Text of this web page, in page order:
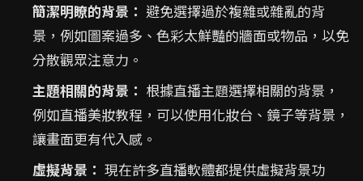
簡潔明瞭的背景： 避免選擇過於複雜或雜亂的背
景，例如圖案過多、色彩太鮮豔的牆面或物品，以免
分散觀眾注意力。
主題相關的背景： 根據直播主題選擇相關的背景，
例如直播美妝教程，可以使用化妝台、鏡子等背景，
讓畫面更有代入感。
虛擬背景： 現在許多直播軟體都提供虛擬背景功